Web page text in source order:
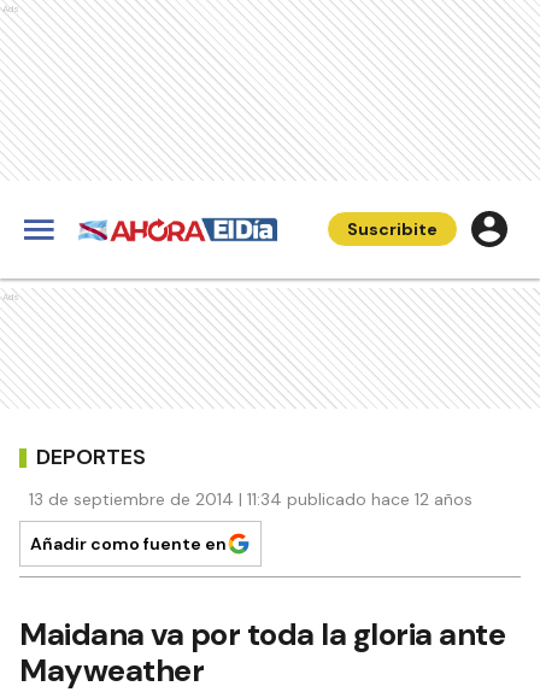
Ads
Suscribite
Ads
DEPORTES
13 de septiembre de 2014 | 11:34 publicado hace 12 años
Añadir como fuente en
Maidana va por toda la gloria ante
Mayweather